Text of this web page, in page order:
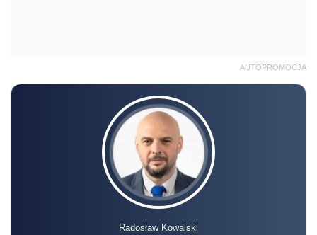
AUTOPROMOCJA
Radosław Kowalski